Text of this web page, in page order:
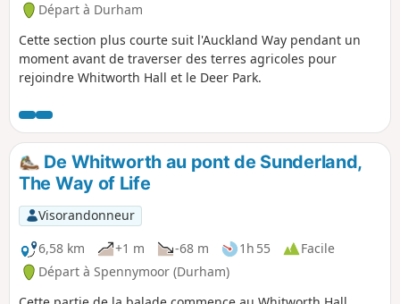
Départ à Durham
Cette section plus courte suit l'Auckland Way pendant un
moment avant de traverser des terres agricoles pour
rejoindre Whitworth Hall et le Deer Park.
De Whitworth au pont de Sunderland,
The Way of Life
Visorandonneur
6,58 km
+1 m -68 m 1h 55
Facile
Départ à Spennymoor (Durham)